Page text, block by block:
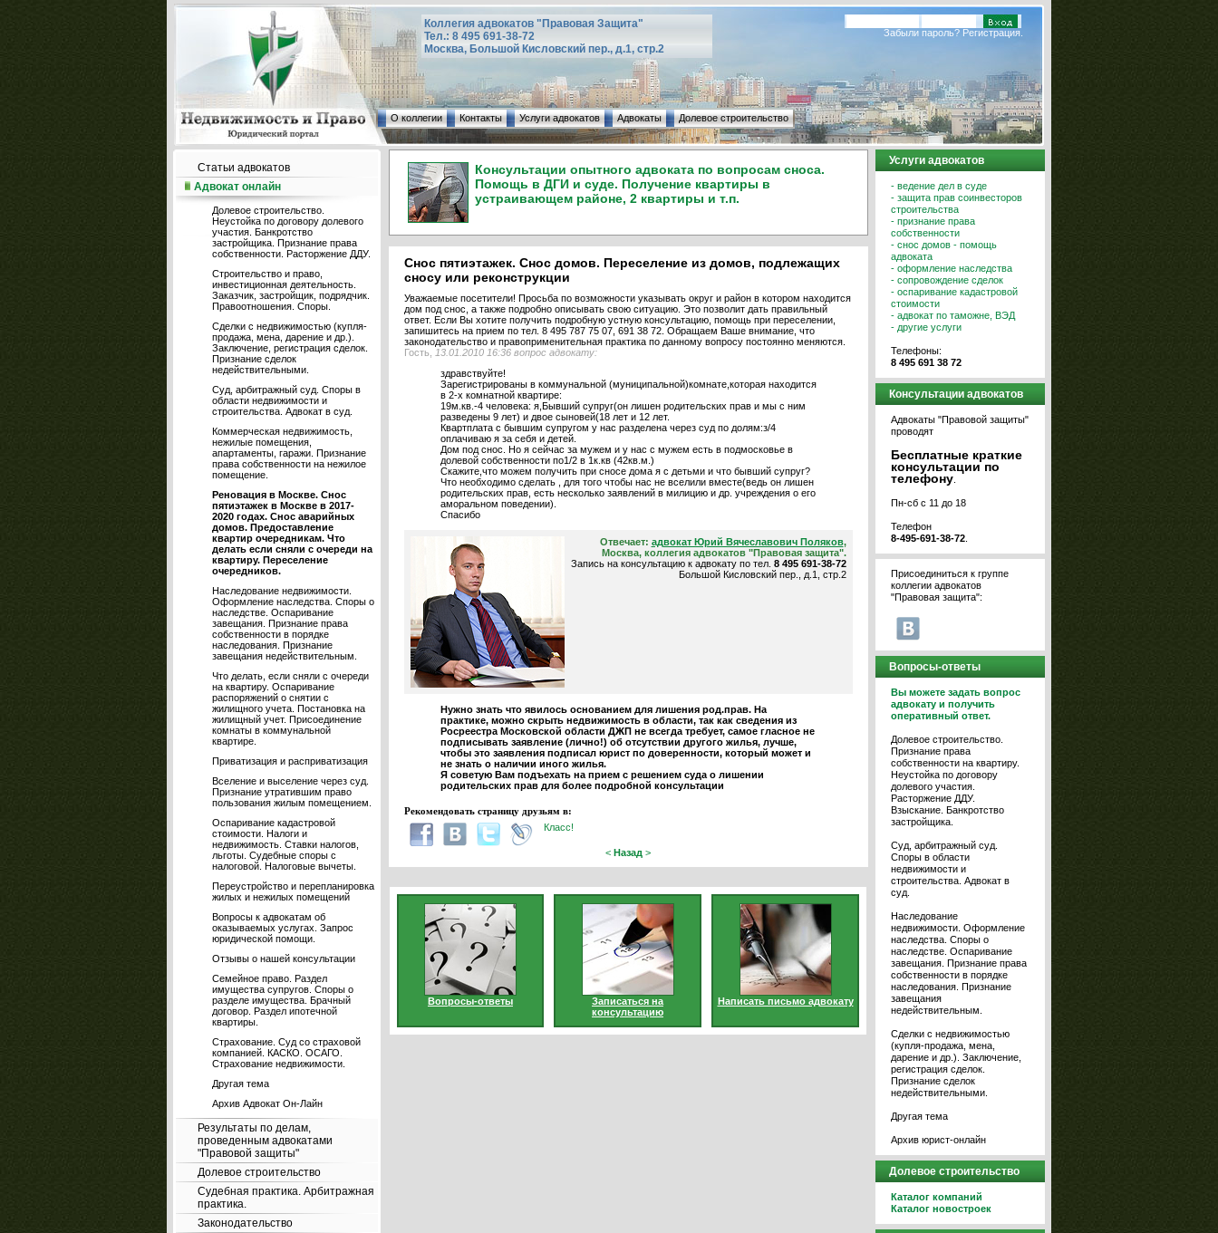
Коллегия адвокатов "Правовая Защита"
Тел.: 8 495 691-38-72
Москва, Большой Кисловский пер., д.1, стр.2
Забыли пароль? Регистрация.
О коллегии Контакты Услуги адвокатов Адвокаты Долевое строительство
Статьи адвокатов
Адвокат онлайн
Долевое строительство.
Неустойка по договору долевого
участия. Банкротство
застройщика. Признание права
собственности. Расторжение ДДУ.
Строительство и право,
инвестиционная деятельность.
Заказчик, застройщик, подрядчик.
Правоотношения. Споры.
Сделки с недвижимостью (купля-
продажа, мена, дарение и др.).
Заключение, регистрация сделок.
Признание сделок
недействительными.
Суд, арбитражный суд. Споры в
области недвижимости и
строительства. Адвокат в суд.
Коммерческая недвижимость,
нежилые помещения,
апартаменты, гаражи. Признание
права собственности на нежилое
помещение.
Реновация в Москве. Снос
пятиэтажек в Москве в 2017-
2020 годах. Снос аварийных
домов. Предоставление
квартир очередникам. Что
делать если сняли с очереди на
квартиру. Переселение
очередников.
Наследование недвижимости.
Оформление наследства. Споры о
наследстве. Оспаривание
завещания. Признание права
собственности в порядке
наследования. Признание
завещания недействительным.
Что делать, если сняли с очереди
на квартиру. Оспаривание
распоряжений о снятии с
жилищного учета. Постановка на
жилищный учет. Присоединение
комнаты в коммунальной
квартире.
Приватизация и расприватизация
Вселение и выселение через суд.
Признание утратившим право
пользования жилым помещением.
Оспаривание кадастровой
стоимости. Налоги и
недвижимость. Ставки налогов,
льготы. Судебные споры с
налоговой. Налоговые вычеты.
Переустройство и перепланировка
жилых и нежилых помещений
Вопросы к адвокатам об
оказываемых услугах. Запрос
юридической помощи.
Отзывы о нашей консультации
Семейное право. Раздел
имущества супругов. Споры о
разделе имущества. Брачный
договор. Раздел ипотечной
квартиры.
Страхование. Суд со страховой
компанией. КАСКО. ОСАГО.
Страхование недвижимости.
Другая тема
Архив Адвокат Он-Лайн
Результаты по делам,
проведенным адвокатами
"Правовой защиты"
Долевое строительство
Судебная практика. Арбитражная
практика.
Законодательство
Консультации опытного адвоката по вопросам сноса.
Помощь в ДГИ и суде. Получение квартиры в
устраивающем районе, 2 квартиры и т.п.
Снос пятиэтажек. Снос домов. Переселение из домов, подлежащих
сносу или реконструкции
Уважаемые посетители! Просьба по возможности указывать округ и район в котором находится
дом под снос, а также подробно описывать свою ситуацию. Это позволит дать правильный
ответ. Если Вы хотите получить подробную устную консультацию, помощь при переселении,
запишитесь на прием по тел. 8 495 787 75 07, 691 38 72. Обращаем Ваше внимание, что
законодательство и правоприменительная практика по данному вопросу постоянно меняются.
Гость,
13.01.2010 16:36 вопрос адвокату:
здравствуйте!
Зарегистрированы в коммунальной (муниципальной)комнате,которая находится
в 2-х комнатной квартире:
19м.кв.-4 человека: я,Бывший супруг(он лишен родительских прав и мы с ним
разведены 9 лет) и двое сыновей(18 лет и 12 лет.
Квартплата с бывшим супругом у нас разделена через суд по долям:з/4
оплачиваю я за себя и детей.
Дом под снос. Но я сейчас за мужем и у нас с мужем есть в подмосковье в
долевой собственности по1/2 в 1к.кв (42кв.м.)
Скажите,что можем получить при сносе дома я с детьми и что бывший супруг?
Что необходимо сделать , для того чтобы нас не вселили вместе(ведь он лишен
родительских прав, есть несколько заявлений в милицию и др. учреждения о его
аморальном поведении).
Спасибо
Отвечает: адвокат Юрий Вячеславович Поляков,
Москва, коллегия адвокатов "Правовая защита".
Запись на консультацию к адвокату по тел. 8 495 691-38-72
Большой Кисловский пер., д.1, стр.2
Нужно знать что явилось основанием для лишения род.прав. На
практике, можно скрыть недвижимость в области, так как сведения из
Росреестра Московской области ДЖП не всегда требует, самое гласное не
подписывать заявление (лично!) об отсутствии другого жилья, лучше,
чтобы это заявления подписал юрист по доверенности, который может и
не знать о наличии иного жилья.
Я советую Вам подъехать на прием с решением суда о лишении
родительских прав для более подробной консультации
Рекомендовать страницу друзьям в:
Класс!
< Назад >
Вопросы-ответы
Записаться на
консультацию
Написать письмо адвокату
Услуги адвокатов
- ведение дел в суде
- защита прав соинвесторов
строительства
- признание права
собственности
- снос домов - помощь
адвоката
- оформление наследства
- сопровождение сделок
- оспаривание кадастровой
стоимости
- адвокат по таможне, ВЭД
- другие услуги
Телефоны:
8 495 691 38 72
Консультации адвокатов
Адвокаты "Правовой защиты"
проводят
Бесплатные краткие
консультации по
телефону
Пн-сб с 11 до 18
Телефон
8-495-691-38-72
Присоединиться к группе
коллегии адвокатов
"Правовая защита":
Вопросы-ответы
Вы можете задать вопрос
адвокату и получить
оперативный ответ.
Долевое строительство.
Признание права
собственности на квартиру.
Неустойка по договору
долевого участия.
Расторжение ДДУ.
Взыскание. Банкротство
застройщика.
Суд, арбитражный суд.
Споры в области
недвижимости и
строительства. Адвокат в
суд.
Наследование
недвижимости. Оформление
наследства. Споры о
наследстве. Оспаривание
завещания. Признание права
собственности в порядке
наследования. Признание
завещания
недействительным.
Сделки с недвижимостью
(купля-продажа, мена,
дарение и др.). Заключение,
регистрация сделок.
Признание сделок
недействительными.
Другая тема
Архив юрист-онлайн
Долевое строительство
Каталог компаний
Каталог новостроек